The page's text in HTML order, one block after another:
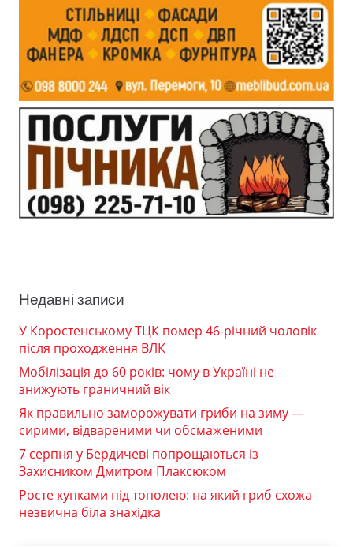
Недавні записи
У Коростенському ТЦК помер 46-річний чоловік
після проходження ВЛК
Мобілізація до 60 років: чому в Україні не
знижують граничний вік
Як правильно заморожувати гриби на зиму —
сирими, відвареними чи обсмаженими
7 серпня у Бердичеві попрощаються із
Захисником Дмитром Плаксюком
Росте купками під тополею: на який гриб схожа
незвична біла знахідка